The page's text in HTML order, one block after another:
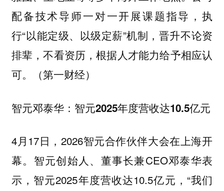
配备技术导师一对一开展课题指导，执
行“以能定级、以级定薪”机制，晋升不论资
排辈，不看资历，根据人才能力给予相应认
可。（第一财经）
智元邓泰华：智元2025年度营收达10.5亿元
4月17日，2026智元合作伙伴大会在上海开
幕。智元创始人、董事长兼CEO邓泰华表
示，智元2025年度营收达10.5亿元，“我们